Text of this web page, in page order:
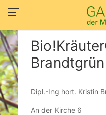
Brandtgrün
Dipl.-Ing hort. Kristin
An der Kirche 6